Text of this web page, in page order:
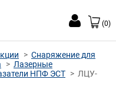
(0)
Снаряжение для
Лазерные
НПФ ЭСТ
ЛЦУ-